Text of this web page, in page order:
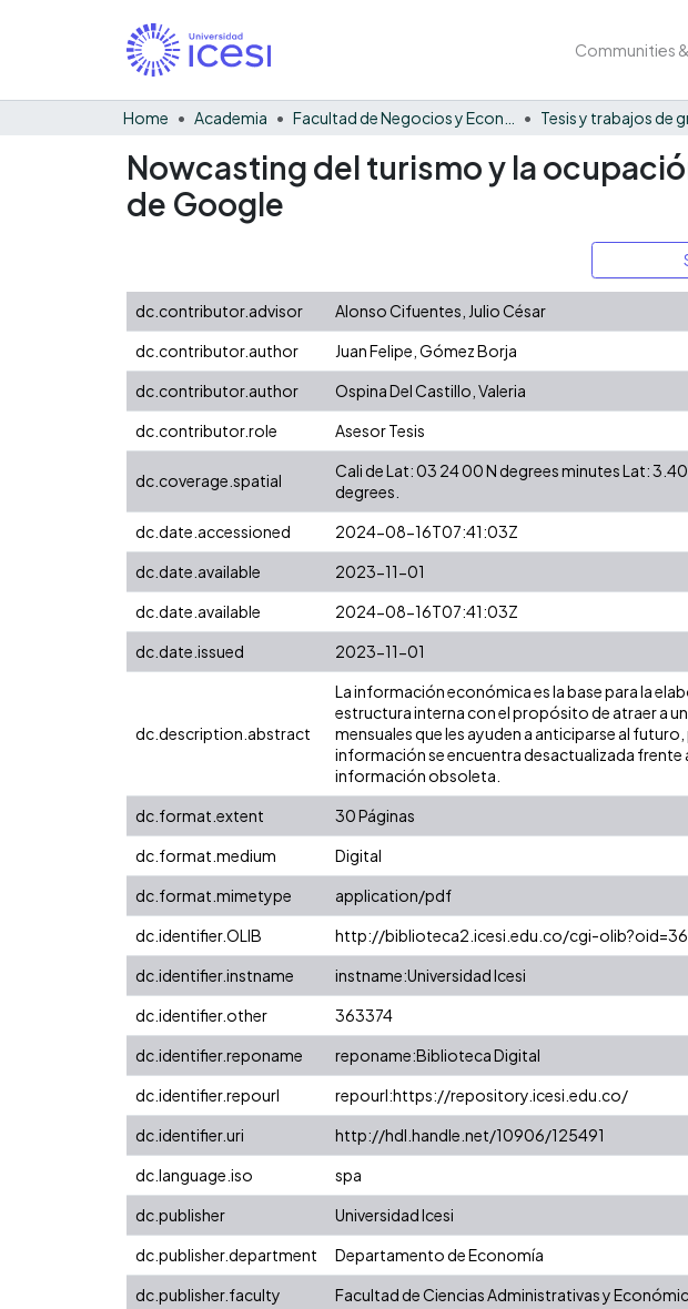
Communities
Home Academia Tesis y trabajos de
Nowcasting del turismo y la
de Google
dc.contributor.advisor
Alonso Cifuentes, Julio César
dc.contributor.author
Juan Felipe, Gómez Borja
dc.contributor.author
Ospina Del Castillo, Valeria
dc.contributor.role
Asesor Tesis
dc.coverage.spatial
Cali de Lat: 03 24 00 N degrees minutes Lat:
degrees.
dc.date.accessioned
2024-08-16T07:41:03Z
dc.date.available
2023-11-01
dc.date.available
2024-08-16T07:41:03Z
dc.date.issued
2023-11-01
dc.description.abstract
La información económica es la base para la
estructura interna con el propósito de atraer a
mensuales que les ayuden a anticiparse al
información se encuentra desactualizada frente
información obsoleta.
dc.format.extent
30 Páginas
dc.format.medium
Digital
dc.format.mimetype
application/pdf
dc.identifier.OLIB
http://biblioteca2.icesi.edu.co/cgi-
dc.identifier.instname
instname:Universidad Icesi
dc.identifier.other
363374
dc.identifier.reponame
reponame:Biblioteca Digital
dc.identifier.repourl
repourl:https://repository.icesi.edu.co/
dc.identifier.uri
http://hdl.handle.net/10906/125491
dc.language.iso
spa
dc.publisher
Universidad Icesi
dc.publisher.department
Departamento de Economía
dc.publisher.faculty
Facultad de Ciencias Administrativas y